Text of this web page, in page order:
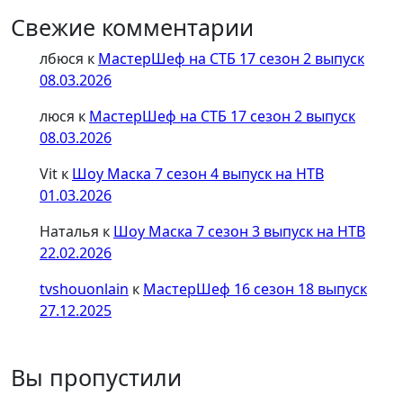
Свежие комментарии
лбюся к МастерШеф на СТБ 17 сезон 2 выпуск
08.03.2026
люся к МастерШеф на СТБ 17 сезон 2 выпуск
08.03.2026
Vit к Шоу Маска 7 сезон 4 выпуск на НТВ
01.03.2026
Наталья к Шоу Маска 7 сезон 3 выпуск на НТВ
22.02.2026
tvshouonlain к МастерШеф 16 сезон 18 выпуск
27.12.2025
Вы пропустили